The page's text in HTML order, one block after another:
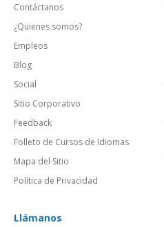
Contáctanos
¿Quienes somos?
Empleos
Blog
Social
Sitio Corporativo
Feedback
Folleto de Cursos de Idiomas
Mapa del Sitio
Política de Privacidad
Llámanos